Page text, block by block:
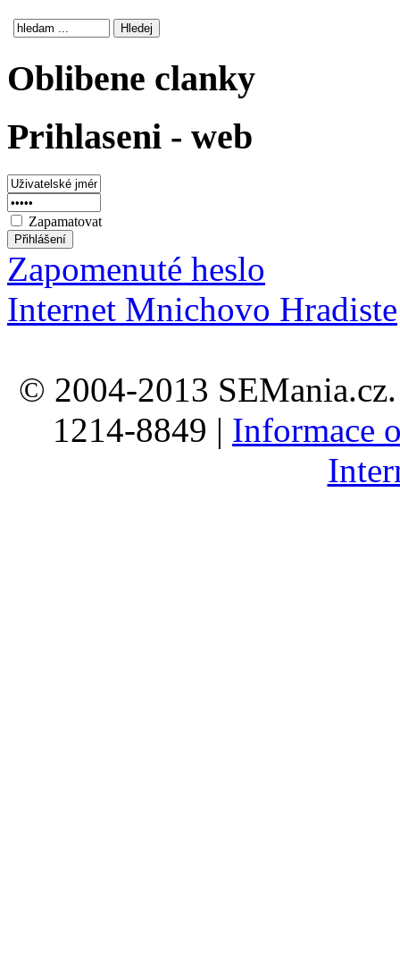
Oblibene clanky
Prihlaseni - web
Zapamatovat
Zapomenuté heslo
Internet Mnichovo Hradiste
© 2004-2013
1214-8849 | Informace